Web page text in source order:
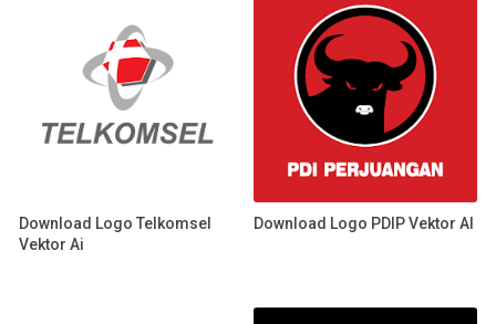
Download Logo Telkomsel
Vektor Ai
Download Logo PDIP Vektor AI